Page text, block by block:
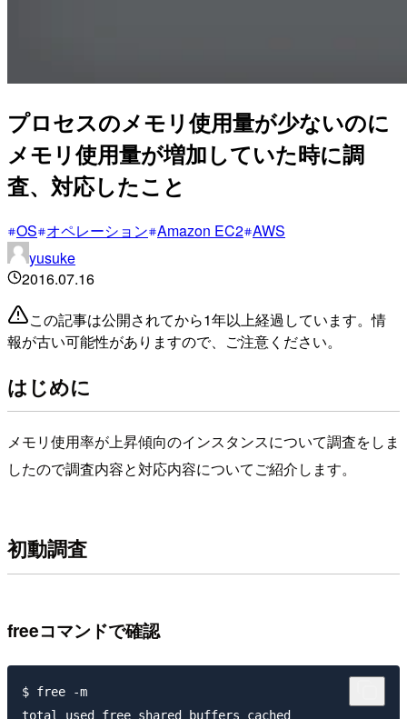
プロセスのメモリ使用量が少ないのに
メモリ使用量が増加していた時に調
査、対応したこと
OS オペレーション Amazon EC2 AWS
yusuke
2016.07.16
この記事は公開されてから1年以上経過しています。情
報が古い可能性がありますので、ご注意ください。
はじめに
メモリ使用率が上昇傾向のインスタンスについて調査をしま
したので調査内容と対応内容についてご紹介します。
初動調査
freeコマンドで確認
$ free -m
total used free shared buffers cached